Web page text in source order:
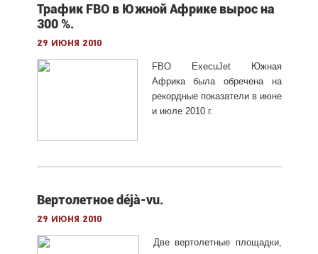
Трафик FBO в Южной Африке вырос на
300 %.
29 июня 2010
FBO ExecuJet Южная
Африка была обречена на
рекордные показатели в июне
и июле 2010 г.
Вертолетное déjà-vu.
29 июня 2010
Две вертолетные площадки,